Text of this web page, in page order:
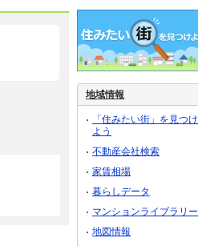
地域情報
「住みたい街」を見つけ
よう
不動産会社検索
家賃相場
暮らしデータ
マンションライブラリー
地図情報